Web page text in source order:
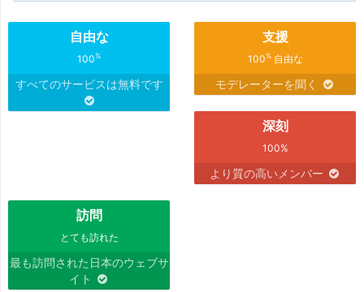
自由な
100%
すべてのサービスは無料です
支援
100%自由な
モデレーターを聞く
深刻
100%
より質の高いメンバー
訪問
とても訪れた
最も訪問された日本のウェブサ
イト